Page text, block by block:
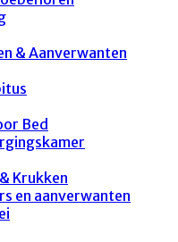
& Aanverwanten
Bed
Krukken
en aanverwanten